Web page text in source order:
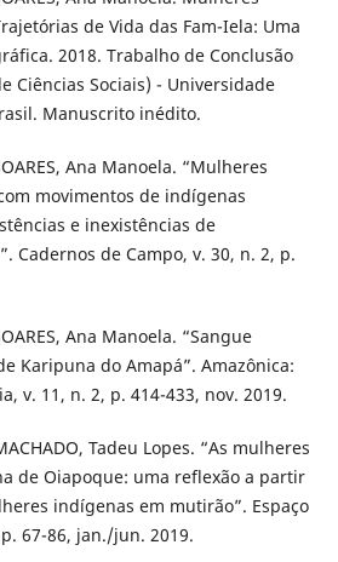
de Vida das Fam-Iela: Uma
2018. Trabalho de Conclusão
Ciências Sociais) - Universidade
Manuscrito inédito.
Ana Manoela. “Mulheres
movimentos de indígenas
e inexistências de
Cadernos de Campo, v. 30, n. 2, p.
Ana Manoela. “Sangue
Karipuna do Amapá”. Amazônica:
v. 11, n. 2, p. 414-433, nov. 2019.
Tadeu Lopes. “As mulheres
de Oiapoque: uma reflexão a partir
indígenas em mutirão”. Espaço
67-86, jan./jun. 2019.